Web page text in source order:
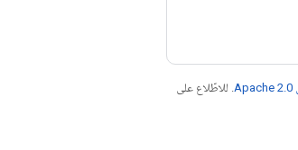
. للاطّلاع على